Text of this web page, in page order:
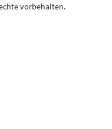
vorbehalten.